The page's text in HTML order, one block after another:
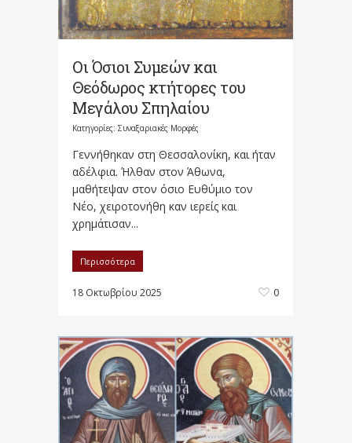
Οι Όσιοι Συμεών και
Θεόδωρος κτήτορες του
Μεγάλου Σπηλαίου
Κατηγορίες: Συναξαριακές Μορφές
Γεννήθηκαν στη Θεσσαλονίκη, και ήταν
αδέλφια. Ήλθαν στον Άθωνα,
μαθήτεψαν στον όσιο Ευθύμιο τον
Νέο, χειροτονήθη καν ιερείς και
χρημάτισαν...
Περισσότερα
18 Οκτωβρίου 2025 0